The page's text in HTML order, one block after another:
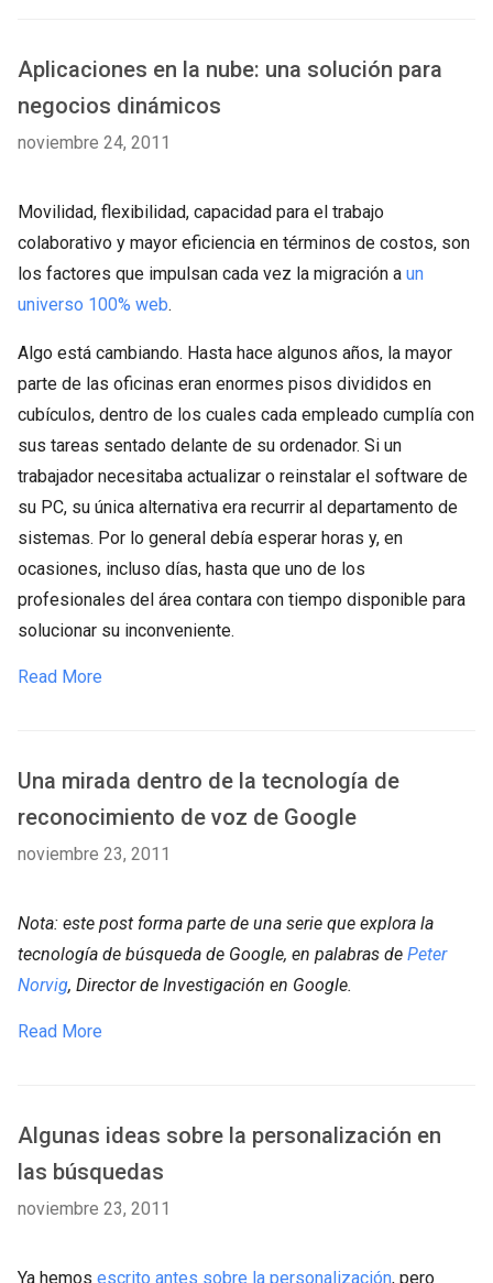
Aplicaciones en la nube: una solución para
negocios dinámicos
noviembre 24, 2011
Movilidad, flexibilidad, capacidad para el trabajo
colaborativo y mayor eficiencia en términos de costos, son
los factores que impulsan cada vez la migración a un
universo 100% web.
Algo está cambiando. Hasta hace algunos años, la mayor
parte de las oficinas eran enormes pisos divididos en
cubículos, dentro de los cuales cada empleado cumplía con
sus tareas sentado delante de su ordenador. Si un
trabajador necesitaba actualizar o reinstalar el software de
su PC, su única alternativa era recurrir al departamento de
sistemas. Por lo general debía esperar horas y, en
ocasiones, incluso días, hasta que uno de los
profesionales del área contara con tiempo disponible para
solucionar su inconveniente.
Read More
Una mirada dentro de la tecnología de
reconocimiento de voz de Google
noviembre 23, 2011
Nota: este post forma parte de una serie que explora la
tecnología de búsqueda de Google, en palabras de Peter
Norvig, Director de Investigación en Google.
Read More
Algunas ideas sobre la personalización en
las búsquedas
noviembre 23, 2011
Ya hemos escrito antes sobre la personalización, pero